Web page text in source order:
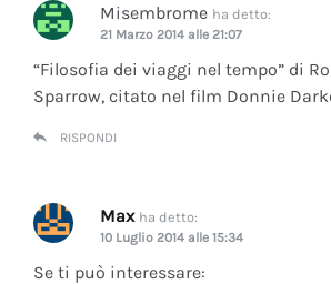
Misembrome ha detto:
21 Marzo 2014 alle 21:07
“Filosofia dei viaggi nel tempo” di
Sparrow, citato nel film Donnie
RISPONDI
Max ha detto:
10 Luglio 2014 alle 15:34
Se ti può interessare: